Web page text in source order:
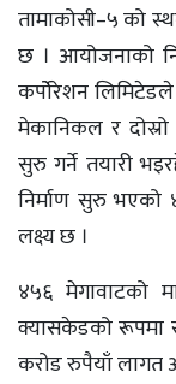
तामाकोसी–५ को
छ । आयोजनाको
कर्पोेरेशन
मेकानिकल र
सुरु गर्ने तयारी
निर्माण सुरु भएको
लक्ष्य छ ।
४५६ मेगावाटको
क्यासकेडको रूपमा
करोड रुपैयाँ लागत